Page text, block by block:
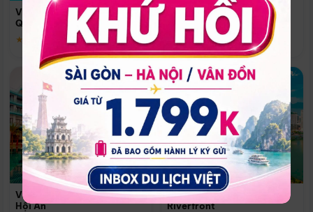
Vinpearl Resort & Spa Phu
Quoc
★ 5.0
Quoc
Phú Quốc
★ 5.0
Vinpearl Resort & Golf Nam
Hội An
Melia Vinpearl Danang
Riverfront